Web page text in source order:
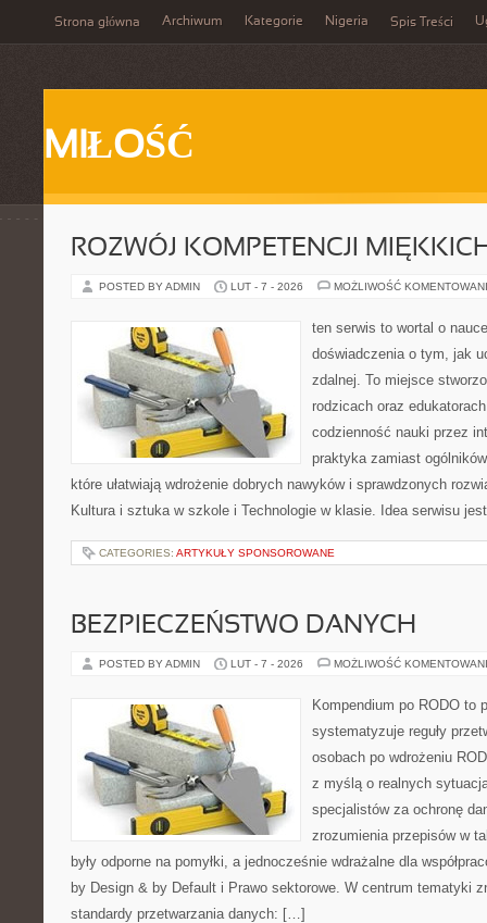
Strona główna Archiwum Kategorie Nigeria Spis Treści
MIŁOŚĆ
ROZWÓJ KOMPETENCJI
POSTED BY ADMIN LUT - 7 - 2026 MOŻLIWOŚĆ
ten serwis to wortal o
doświadczenia o tym, jak
zdalnej. To miejsce
rodzicach oraz
codzienność nauki przez
praktyka zamiast
które ułatwiają wdrożenie dobrych nawyków i sprawdzonych
Kultura i sztuka w szkole i Technologie w klasie. Idea serwisu
CATEGORIES: ARTYKUŁY SPONSOROWANE
BEZPIECZEŃSTWO DANYCH
POSTED BY ADMIN LUT - 7 - 2026 MOŻLIWOŚĆ
Kompendium po RODO to
systematyzuje reguły
osobach po wdrożeniu
z myślą o realnych
specjalistów za ochronę
zrozumienia przepisów w
były odporne na pomyłki, a jednocześnie wdrażalne dla
by Design & by Default i Prawo sektorowe. W centrum tematyki
standardy przetwarzania danych: […]